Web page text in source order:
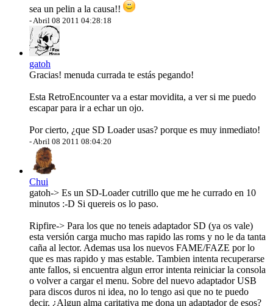
sea un pelin a la causa!!
- Abril 08 2011 04:28:18
gatoh
Gracias! menuda currada te estás pegando!
Esta RetroEncounter va a estar movidita, a ver si me puedo
escapar para ir a echar un ojo.
Por cierto, ¿que SD Loader usas? porque es muy inmediato!
- Abril 08 2011 08:04:20
Chui
gatoh-> Es un SD-Loader cutrillo que me he currado en 10
minutos :-D Si quereis os lo paso.
Ripfire-> Para los que no teneis adaptador SD (ya os vale)
esta versión carga mucho mas rapido las roms y no le da tanta
caña al lector. Ademas usa los nuevos FAME/FAZE por lo
que es mas rapido y mas estable. Tambien intenta recuperarse
ante fallos, si encuentra algun error intenta reiniciar la consola
o volver a cargar el menu. Sobre del nuevo adaptador USB
para discos duros ni idea, no lo tengo asi que no te puedo
decir. ¿Algun alma caritativa me dona un adaptador de esos?